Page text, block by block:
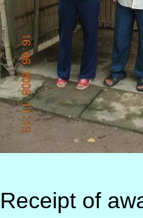
Receipt of